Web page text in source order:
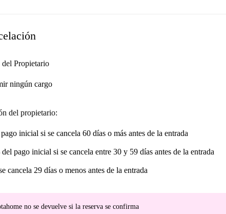
Propietario
ningún cargo
del propietario:
inicial si se cancela 60 días o más antes de la entrada
pago inicial si se cancela entre 30 y 59 días antes de la entrada
cancela 29 días o menos antes de la entrada
no se devuelve si la reserva se confirma